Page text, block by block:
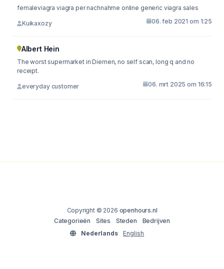
femaleviagra viagra per nachnahme online generic viagra sales
Kuikaxozy 06. feb 2021 om 1:25
Albert Hein
The worst supermarket in Diemen, no self scan, long q and no
receipt.
everyday customer 06. mrt 2025 om 16:15
Copyright © 2026 openhours.nl
Categorieën
Sites Steden
Bedrijven
Nederlands
English